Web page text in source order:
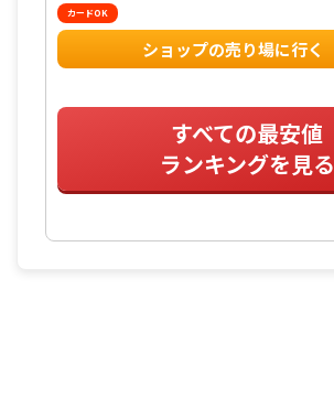
カードOK
ショップの売り場に行く
すべての最安値
ランキングを見る